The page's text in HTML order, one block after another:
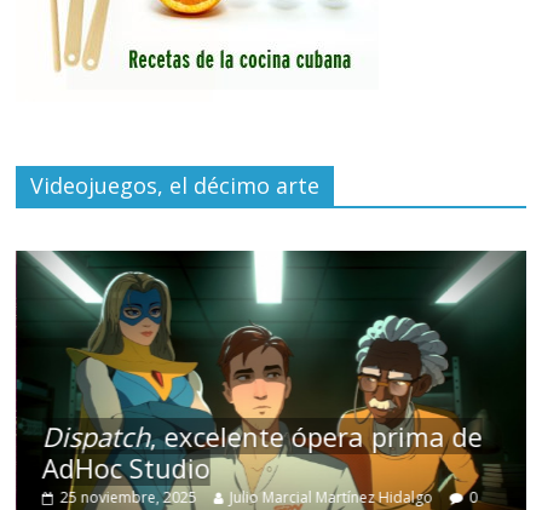
Videojuegos, el décimo arte
Dispatch, excelente ópera prima de
AdHoc Studio
25 noviembre, 2025 Julio Marcial Martínez Hidalgo 0